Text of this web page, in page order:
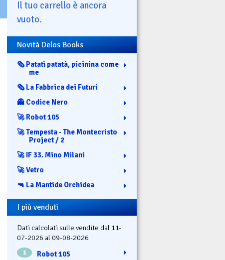
Il tuo carrello è ancora
vuoto.
Novità Delos Books
🗞️ Patatì patatà, picinina come
me
🗞️ La Fabbrica dei Futuri
👻 Codice Nero
🚀 Robot 105
🚀 Tempesta - The Montecristo
Project / 2
🚀 IF 33. Mino Milani
🚀 Vetro
🔫 La Mantide Orchidea
I più venduti
Dati calcolati sulle vendite dal 11-
07-2026 al 09-08-2026
1 Robot 105